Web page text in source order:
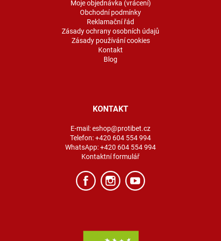
Moje objednávka (vrácení)
Obchodní podmínky
Reklamační řád
Zásady ochrany osobních údajů
Zásady používání cookies
Kontakt
Blog
KONTAKT
E-mail:eshop@protibet.cz
Telefon:+420 604 554 994
WhatsApp:+420 604 554 994
Kontaktní formulář